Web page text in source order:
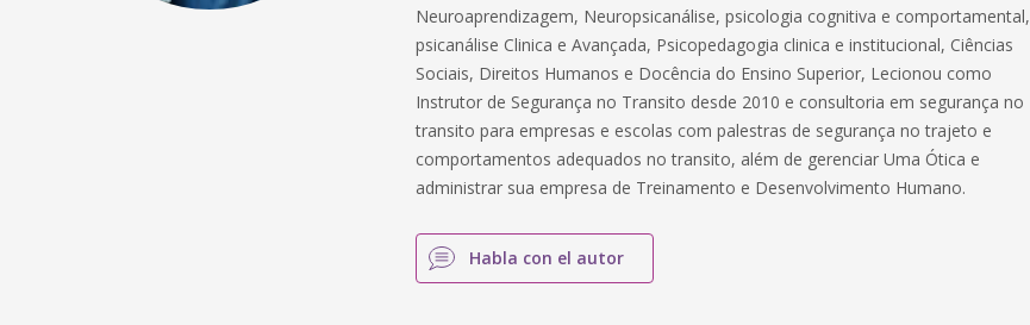
Neuroaprendizagem, Neuropsicanálise, psicologia cognitiva e comportamental,
psicanálise Clinica e Avançada, Psicopedagogia clinica e institucional, Ciências
Sociais, Direitos Humanos e Docência do Ensino Superior, Lecionou como
Instrutor de Segurança no Transito desde 2010 e consultoria em segurança no
transito para empresas e escolas com palestras de segurança no trajeto e
comportamentos adequados no transito, além de gerenciar Uma Ótica e
administrar sua empresa de Treinamento e Desenvolvimento Humano.
Habla con el autor